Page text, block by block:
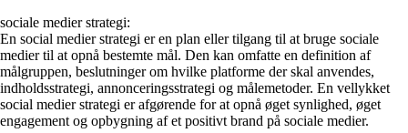
sociale medier strategi:
En social medier strategi er en plan eller tilgang til at bruge sociale
medier til at opnå bestemte mål. Den kan omfatte en definition af
målgruppen, beslutninger om hvilke platforme der skal anvendes,
indholdsstrategi, annonceringsstrategi og målemetoder. En vellykket
social medier strategi er afgørende for at opnå øget synlighed, øget
engagement og opbygning af et positivt brand på sociale medier.